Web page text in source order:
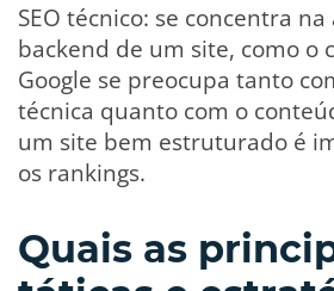
SEO técnico: se concentra
backend de um site, como o
Google se preocupa tanto
técnica quanto com o
um site bem estruturado é
os rankings.
Quais as